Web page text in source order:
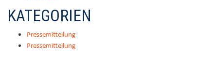
KATEGORIEN
Pressemitteilung
Pressemitteilung